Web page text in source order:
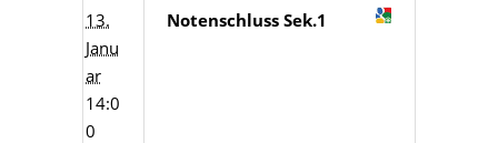
13.
Janu
ar
14:0
0
Notenschluss Sek.1